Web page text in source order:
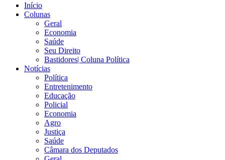
Início
Colunas
Geral
Economia
Saúde
Seu Direito
Bastidores| Coluna Política
Notícias
Política
Entretenimento
Educação
Policial
Economia
Agro
Justiça
Saúde
Câmara dos Deputados